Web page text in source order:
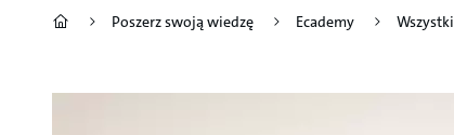
Poszerz swoją wiedzę Ecademy